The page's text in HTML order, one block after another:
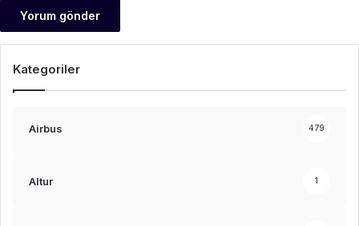
Kategoriler
Airbus 479
Altur 1